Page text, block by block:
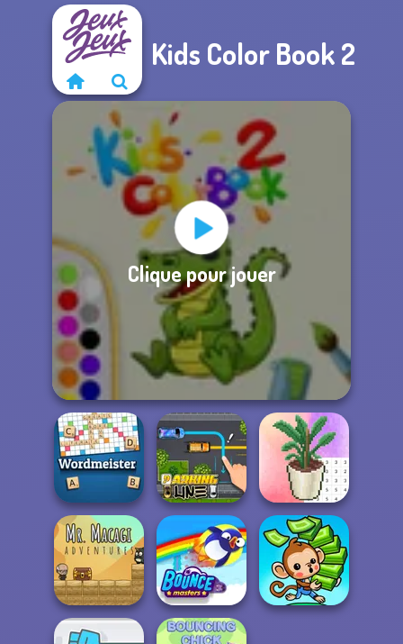
Kids Color Book 2
Clique pour jouer
Wordmeister Parking Line
Coloring by
Numbers - Pixel
Ro...